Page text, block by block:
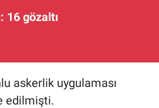
16 gözaltı
askerlik uygulaması
edilmişti.